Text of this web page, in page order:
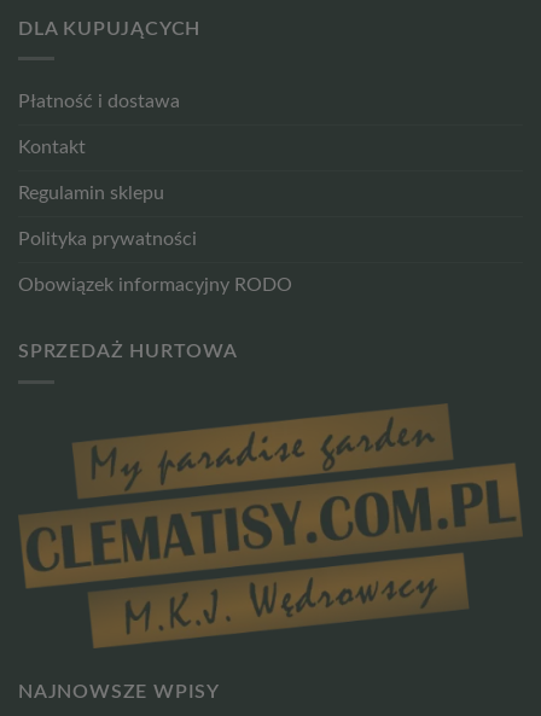
DLA KUPUJĄCYCH
Płatność i dostawa
Kontakt
Regulamin sklepu
Polityka prywatności
Obowiązek informacyjny RODO
SPRZEDAŻ HURTOWA
NAJNOWSZE WPISY